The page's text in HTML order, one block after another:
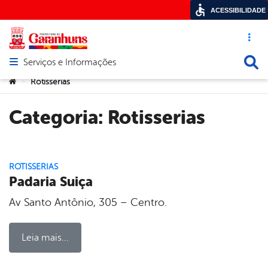
Acesso
Abrir menu principal de navegação
Serviços e Informações
Você está aqui:
> Rotisserias
Categoria: Rotisserias
ROTISSERIAS
Padaria Suiça
Av Santo Antônio, 305 – Centro.
Leia mais...
ACESSIBILIDADE